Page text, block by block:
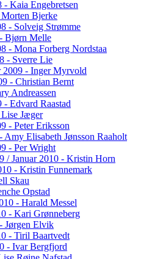
- Kaia Engebretsen
Bjerke
- Solveig Strømme
Bjørn Melle
- Mona Forberg Nordstaa
- Sverre Lie
2009 - Inger Myrvold
- Christian Bernt
Andreassen
- Edvard Raastad
Jæger
- Peter Eriksson
Amy Elisabeth Jønsson Raaholt
- Per Wright
/ Januar 2010 - Kristin Horn
- Kristin Funnemark
Skau
Opstad
- Harald Messel
- Kari Grønneberg
Jørgen Elvik
- Tiril Baartvedt
- Ivar Bergfjord